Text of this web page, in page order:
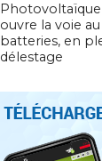
Photovoltaïque
ouvre la voie
batteries, en
délestage